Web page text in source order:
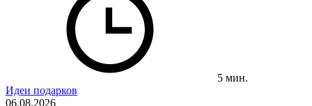
5 мин.
Идеи подарков
06.08.2026